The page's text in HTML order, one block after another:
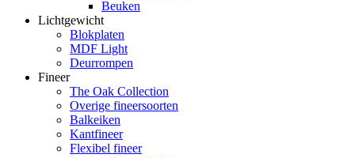
Beuken
Lichtgewicht
Blokplaten
MDF Light
Deurrompen
Fineer
The Oak Collection
Overige fineersoorten
Balkeiken
Kantfineer
Flexibel fineer